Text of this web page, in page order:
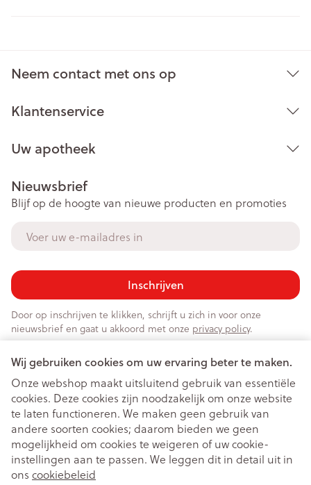
Wij gebruiken cookies om uw ervaring beter te maken.
Onze webshop maakt uitsluitend gebruik van essentiële
cookies. Deze cookies zijn noodzakelijk om onze website
te laten functioneren. We maken geen gebruik van
andere soorten cookies; daarom bieden we geen
mogelijkheid om cookies te weigeren of uw cookie-
instellingen aan te passen. We leggen dit in detail uit in
ons cookiebeleid
Neem contact met ons op
Klantenservice
Uw apotheek
Nieuwsbrief
Blijf op de hoogte van nieuwe producten en promoties
Inschrijven
Door op inschrijven te klikken, schrijft u zich in voor onze
nieuwsbrief en gaat u akkoord met onze privacy policy.
Juridische links